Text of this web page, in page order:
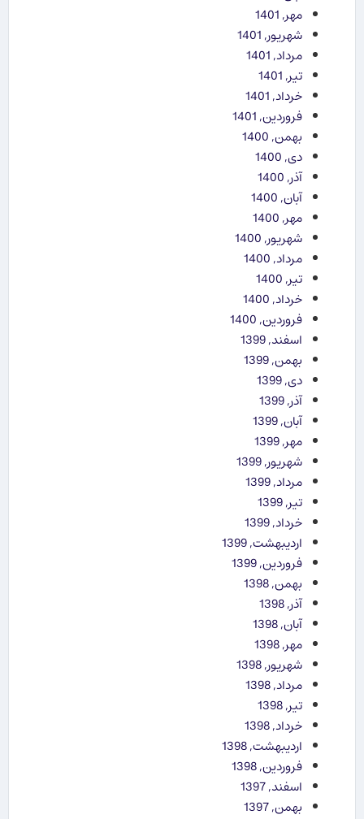
مهر, 1401
شهریور, 1401
مرداد, 1401
تیر, 1401
خرداد, 1401
فروردین, 1401
بهمن, 1400
دی, 1400
آذر, 1400
آبان, 1400
مهر, 1400
شهریور, 1400
مرداد, 1400
تیر, 1400
خرداد, 1400
فروردین, 1400
اسفند, 1399
بهمن, 1399
دی, 1399
آذر, 1399
آبان, 1399
مهر, 1399
شهریور, 1399
مرداد, 1399
تیر, 1399
خرداد, 1399
اردیبهشت, 1399
فروردین, 1399
بهمن, 1398
آذر, 1398
آبان, 1398
مهر, 1398
شهریور, 1398
مرداد, 1398
تیر, 1398
خرداد, 1398
اردیبهشت, 1398
فروردین, 1398
اسفند, 1397
بهمن, 1397